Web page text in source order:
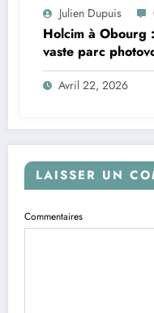
Julien Dupuis
Holcim à Obourg
vaste parc
Belgique
Avril 22, 2026
LAISSER UN
Commentaires